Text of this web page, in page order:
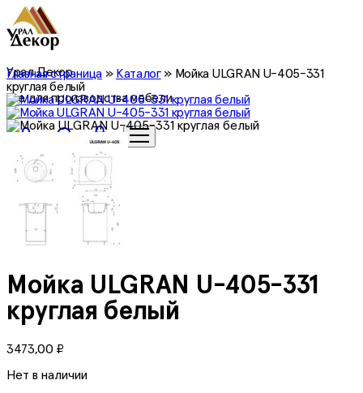
Урал Декор
все для производства мебели
Главная страница» Каталог» Мойка ULGRAN U-405-331
круглая белый
Мойка ULGRAN U-405-331
круглая белый
3473,00 ₽
Нет в наличии